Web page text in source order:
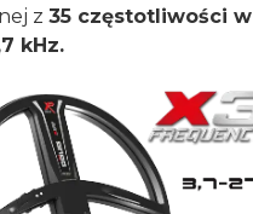
z 35 częstotliwości w
kHz.